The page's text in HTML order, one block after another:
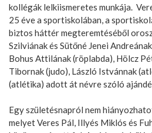
kollégák lelkiismeretes munkája.
25 éve a sportiskolában, a
biztos háttér megteremtéséből
Szilviának és Sütőné Jenei
Bohus Attilának (röplabda), Hölcz
Tibornak (judo), László Istvánnak
(atlétika) adott át névre szóló
Egy születésnapról nem
melyet Veres Pál, Illyés Miklós és